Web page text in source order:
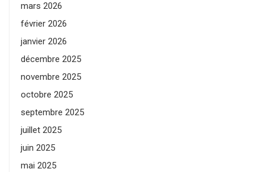
mars 2026
février 2026
janvier 2026
décembre 2025
novembre 2025
octobre 2025
septembre 2025
juillet 2025
juin 2025
mai 2025